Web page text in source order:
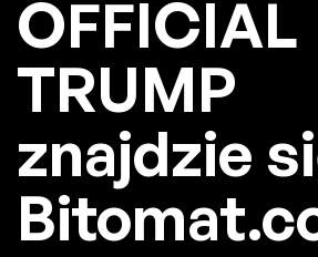
OFFICIAL
TRUMP
znajdzie